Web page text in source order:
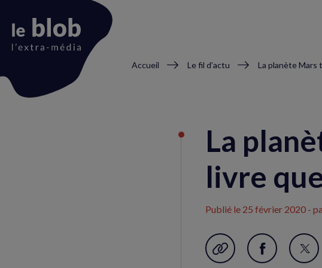
Fil
Accueil Le fil d’actu La planète Mars
La
livre
Publié le 25 février 2020 -
Garder en favori
Partager